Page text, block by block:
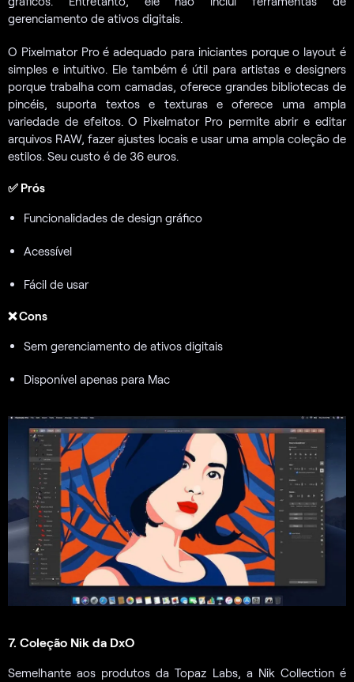
gerenciamento de ativos digitais.
O Pixelmator Pro é adequado para iniciantes porque o layout é
simples e intuitivo. Ele também é útil para artistas e designers
porque trabalha com camadas, oferece grandes bibliotecas de
pincéis, suporta textos e texturas e oferece uma ampla
variedade de efeitos. O Pixelmator Pro permite abrir e editar
arquivos RAW, fazer ajustes locais e usar uma ampla coleção de
estilos. Seu custo é de 36 euros.
✅ Prós
Funcionalidades de design gráfico
Acessível
Fácil de usar
❌ Cons
Sem gerenciamento de ativos digitais
Disponível apenas para Mac
7. Coleção Nik da DxO
Semelhante aos produtos da Topaz Labs, a Nik Collection é